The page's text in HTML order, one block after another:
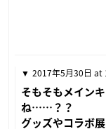
2017年5月30日 at
そもそもメイン
ね……？？
グッズやコラボ